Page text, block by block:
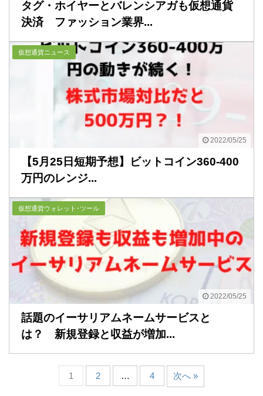
タグ・ホイヤーとバレンシアガも仮想通貨
決済 ファッション業界...
2022/05/25
仮想通貨ニュース
【5月25日短期予想】ビットコイン360-400
万円のレンジ...
2022/05/25
仮想通貨ウォレット･ツール
話題のイーサリアムネームサービスと
は？ 新規登録と収益が増加...
1 2 … 4 次へ »